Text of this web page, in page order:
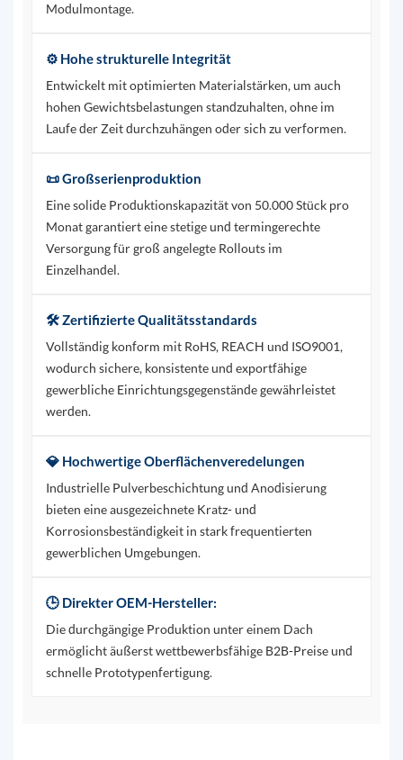
Modulmontage.
⚙️ Hohe strukturelle Integrität
Entwickelt mit optimierten Materialstärken, um auch
hohen Gewichtsbelastungen standzuhalten, ohne im
Laufe der Zeit durchzuhängen oder sich zu verformen.
📜 Großserienproduktion
Eine solide Produktionskapazität von 50.000 Stück pro
Monat garantiert eine stetige und termingerechte
Versorgung für groß angelegte Rollouts im
Einzelhandel.
🛠️ Zertifizierte Qualitätsstandards
Vollständig konform mit RoHS, REACH und ISO9001,
wodurch sichere, konsistente und exportfähige
gewerbliche Einrichtungsgegenstände gewährleistet
werden.
💎 Hochwertige Oberflächenveredelungen
Industrielle Pulverbeschichtung und Anodisierung
bieten eine ausgezeichnete Kratz- und
Korrosionsbeständigkeit in stark frequentierten
gewerblichen Umgebungen.
🕒 Direkter OEM-Hersteller:
Die durchgängige Produktion unter einem Dach
ermöglicht äußerst wettbewerbsfähige B2B-Preise und
schnelle Prototypenfertigung.